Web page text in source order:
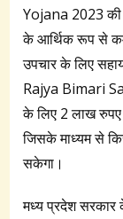
Yojana 2023 की
के आर्थिक रूप से
उपचार के लिए
Rajya Bimari
के लिए 2 लाख रुपए
जिसके माध्यम से
सकेगा।
मध्य प्रदेश सरकार